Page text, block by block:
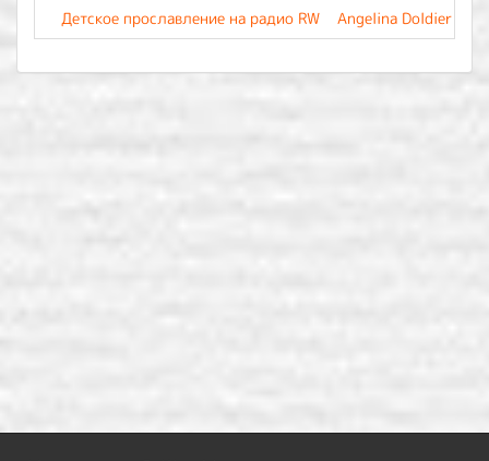
Детское прославление на радио RW
Angelina Doldier -